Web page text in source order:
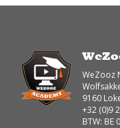
WeZooz
9160
+32 (0)9
BTW: BE